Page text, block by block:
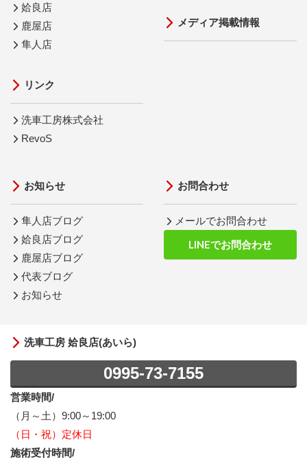
姶良店
鹿屋店
隼人店
リンク
洗車工房株式会社
RevoS
メディア掲載情報
お知らせ
隼人店ブログ
姶良店ブログ
鹿屋店ブログ
代表ブログ
お知らせ
お問合わせ
メールでお問合わせ
LINEでお問合わせ
洗車工房 姶良店(あいら)
0995-73-7155
営業時間/
（月～土）9:00～19:00
（日・祝）定休日
施術受付時間/